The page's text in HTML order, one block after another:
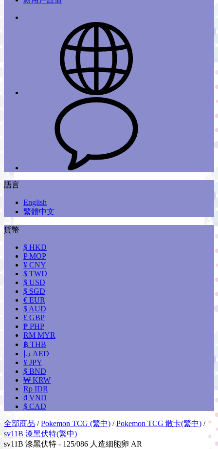
語言
English
繁體中文
貨幣
$ HKD
P MOP
¥ CNY
$ TWD
$ USD
$ SGD
€ EUR
$ AUD
£ GBP
₱ PHP
RM MYR
฿ THB
د.إ AED
¥ JPY
$ BND
₩ KRW
Rp IDR
₫ VND
$ CAD
全部商品 /Pokemon TCG (繁中) /Pokemon TCG 散卡(繁中) /
sv11B 漆黑伏特(繁中)
sv11B 漆黑伏特 - 125/086 人造細胞卵 AR